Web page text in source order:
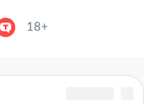
18+